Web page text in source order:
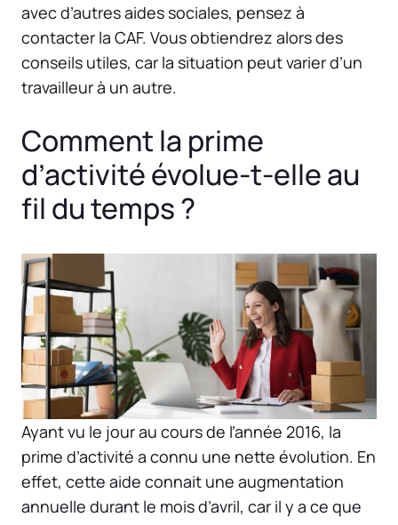
avec d’autres aides sociales, pensez à
contacter la CAF. Vous obtiendrez alors des
conseils utiles, car la situation peut varier d’un
travailleur à un autre.
Comment la prime
d’activité évolue-t-elle au
fil du temps ?
Ayant vu le jour au cours de l’année 2016, la
prime d’activité a connu une nette évolution. En
effet, cette aide connait une augmentation
annuelle durant le mois d’avril, car il y a ce que